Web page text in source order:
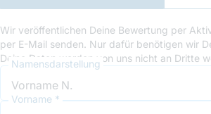
Wir veröffentlichen Deine Bewertung per
per E-Mail senden. Nur dafür benötigen wir
Deine Daten werden von uns nicht an Dritte
Namensdarstellung
Vorname *